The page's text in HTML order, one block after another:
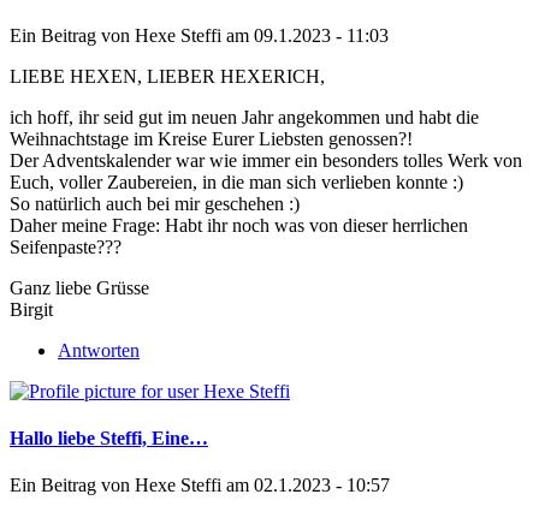
Ein Beitrag von Hexe Steffi am 09.1.2023 - 11:03
LIEBE HEXEN, LIEBER HEXERICH,
ich hoff, ihr seid gut im neuen Jahr angekommen und habt die
Weihnachtstage im Kreise Eurer Liebsten genossen?!
Der Adventskalender war wie immer ein besonders tolles Werk von
Euch, voller Zaubereien, in die man sich verlieben konnte :)
So natürlich auch bei mir geschehen :)
Daher meine Frage: Habt ihr noch was von dieser herrlichen
Seifenpaste???
Ganz liebe Grüsse
Birgit
Antworten
Hallo liebe Steffi, Eine…
Ein Beitrag von Hexe Steffi am 02.1.2023 - 10:57